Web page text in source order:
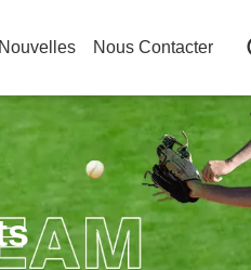
Nouvelles Nous Contacter